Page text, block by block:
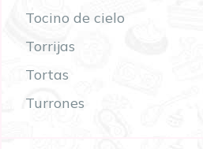
Tocino de cielo
Torrijas
Tortas
Turrones